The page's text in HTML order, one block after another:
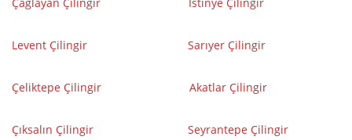
Levent Çilingir Sarıyer Çilingir
Çeliktepe Çilingir Akatlar Çilingir
Çıksalın Çilingir Seyrantepe Çilingir